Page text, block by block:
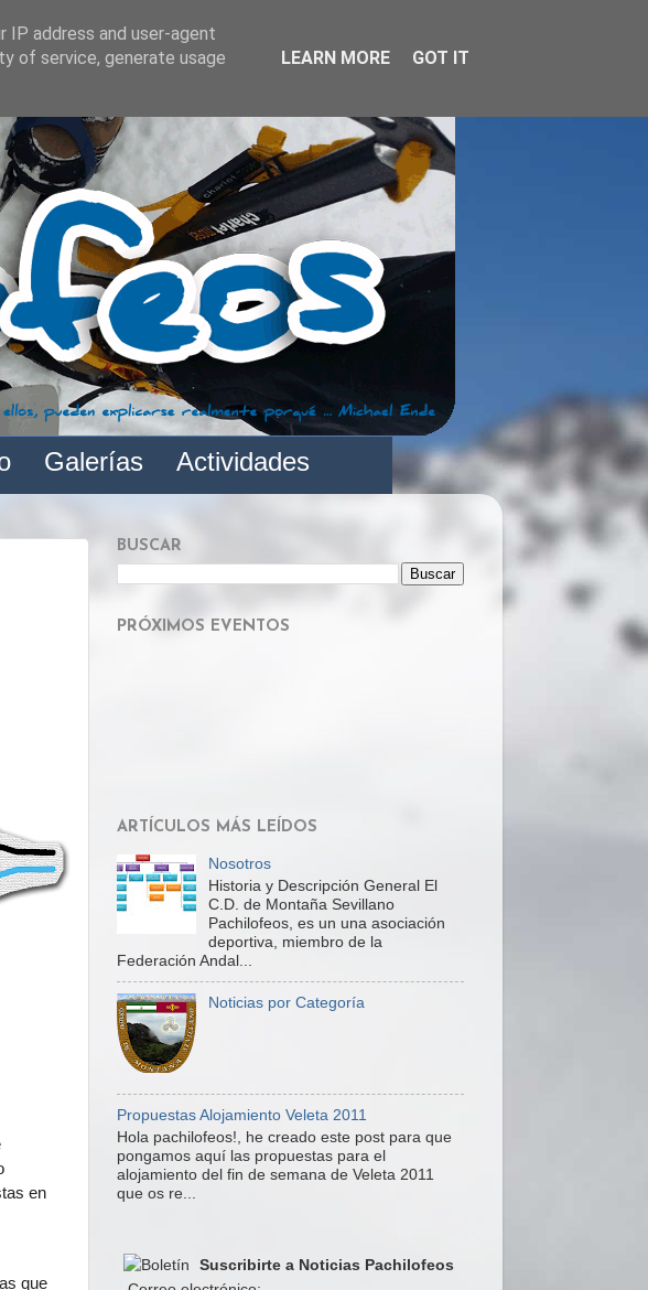
Galerías Actividades
en
que
BUSCAR
PRÓXIMOS EVENTOS
ARTÍCULOS MÁS LEÍDOS
Nosotros
Historia y Descripción General El
C.D. de Montaña Sevillano
Pachilofeos, es un una asociación
deportiva, miembro de la
Federación Andal...
Noticias por Categoría
Propuestas Alojamiento Veleta 2011
Hola pachilofeos!, he creado este post para que
pongamos aquí las propuestas para el
alojamiento del fin de semana de Veleta 2011
que os re...
Suscribirte a Noticias Pachilofeos
IP address and user-agent
of service, generate usage
LEARN MORE GOT IT